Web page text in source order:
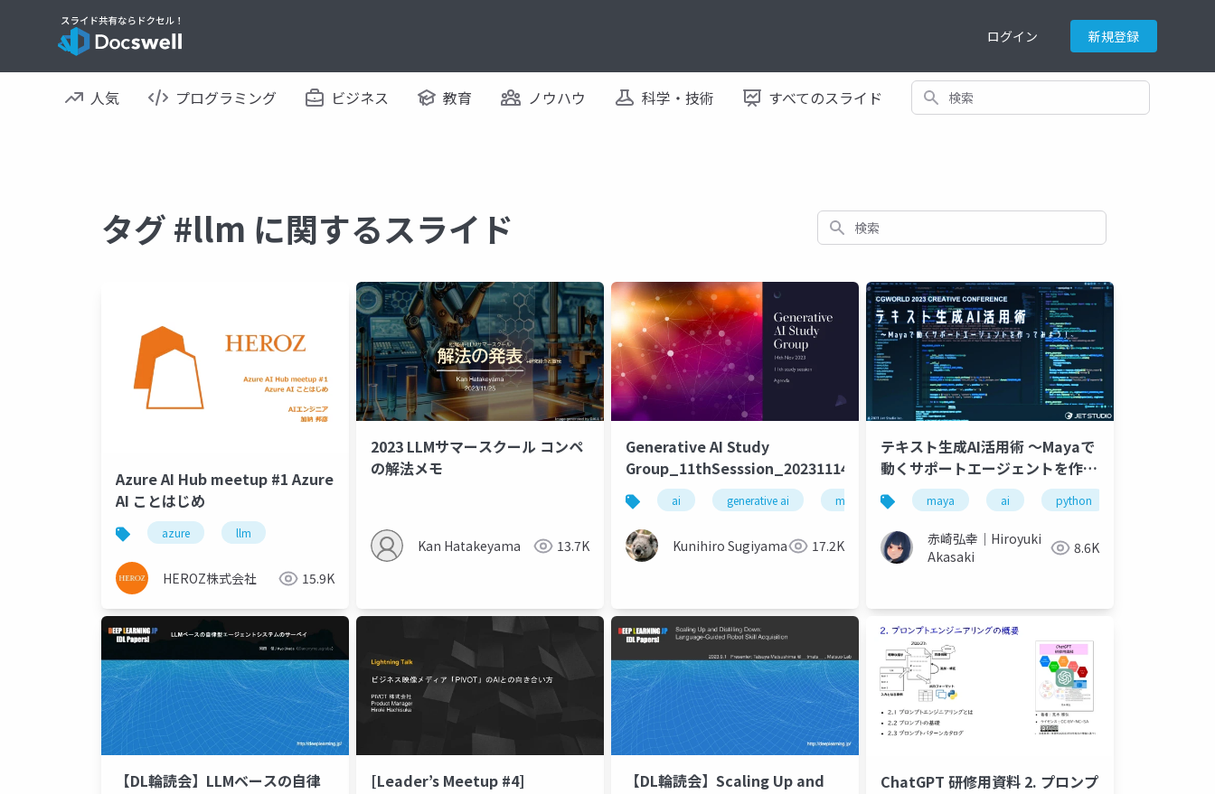
ログイン 新規登録
人気 プログラミング ビジネス 教育 ノウハウ 科学・技術 すべてのスライド 検索
タグ #llm に関するスライド 検索
Azure AI Hub meetup #1 Azure
AI ことはじめ
azure llm
HEROZ株式会社 15.9K
2023 LLMサマースクール コンペ
の解法メモ
Kan Hatakeyama 13.7K
Generative AI Study
Group_11thSesssion_20231114
ai generative ai machine learning deep learning artificial intelligence
Kunihiro Sugiyama 17.2K
テキスト生成AI活用術 ～Mayaで
動くサポートエージェントを作っ
てみよう！～
maya ai python
赤崎弘幸｜Hiroyuki
Akasaki
8.6K
【DL輪読会】LLMベースの自律
[Leader’s Meetup #4]
【DL輪読会】Scaling Up and
ChatGPT 研修用資料 2. プロンプ